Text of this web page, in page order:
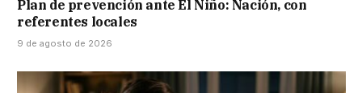
Plan de prevención ante El Niño: Nación, con
referentes locales
9 de agosto de 2026